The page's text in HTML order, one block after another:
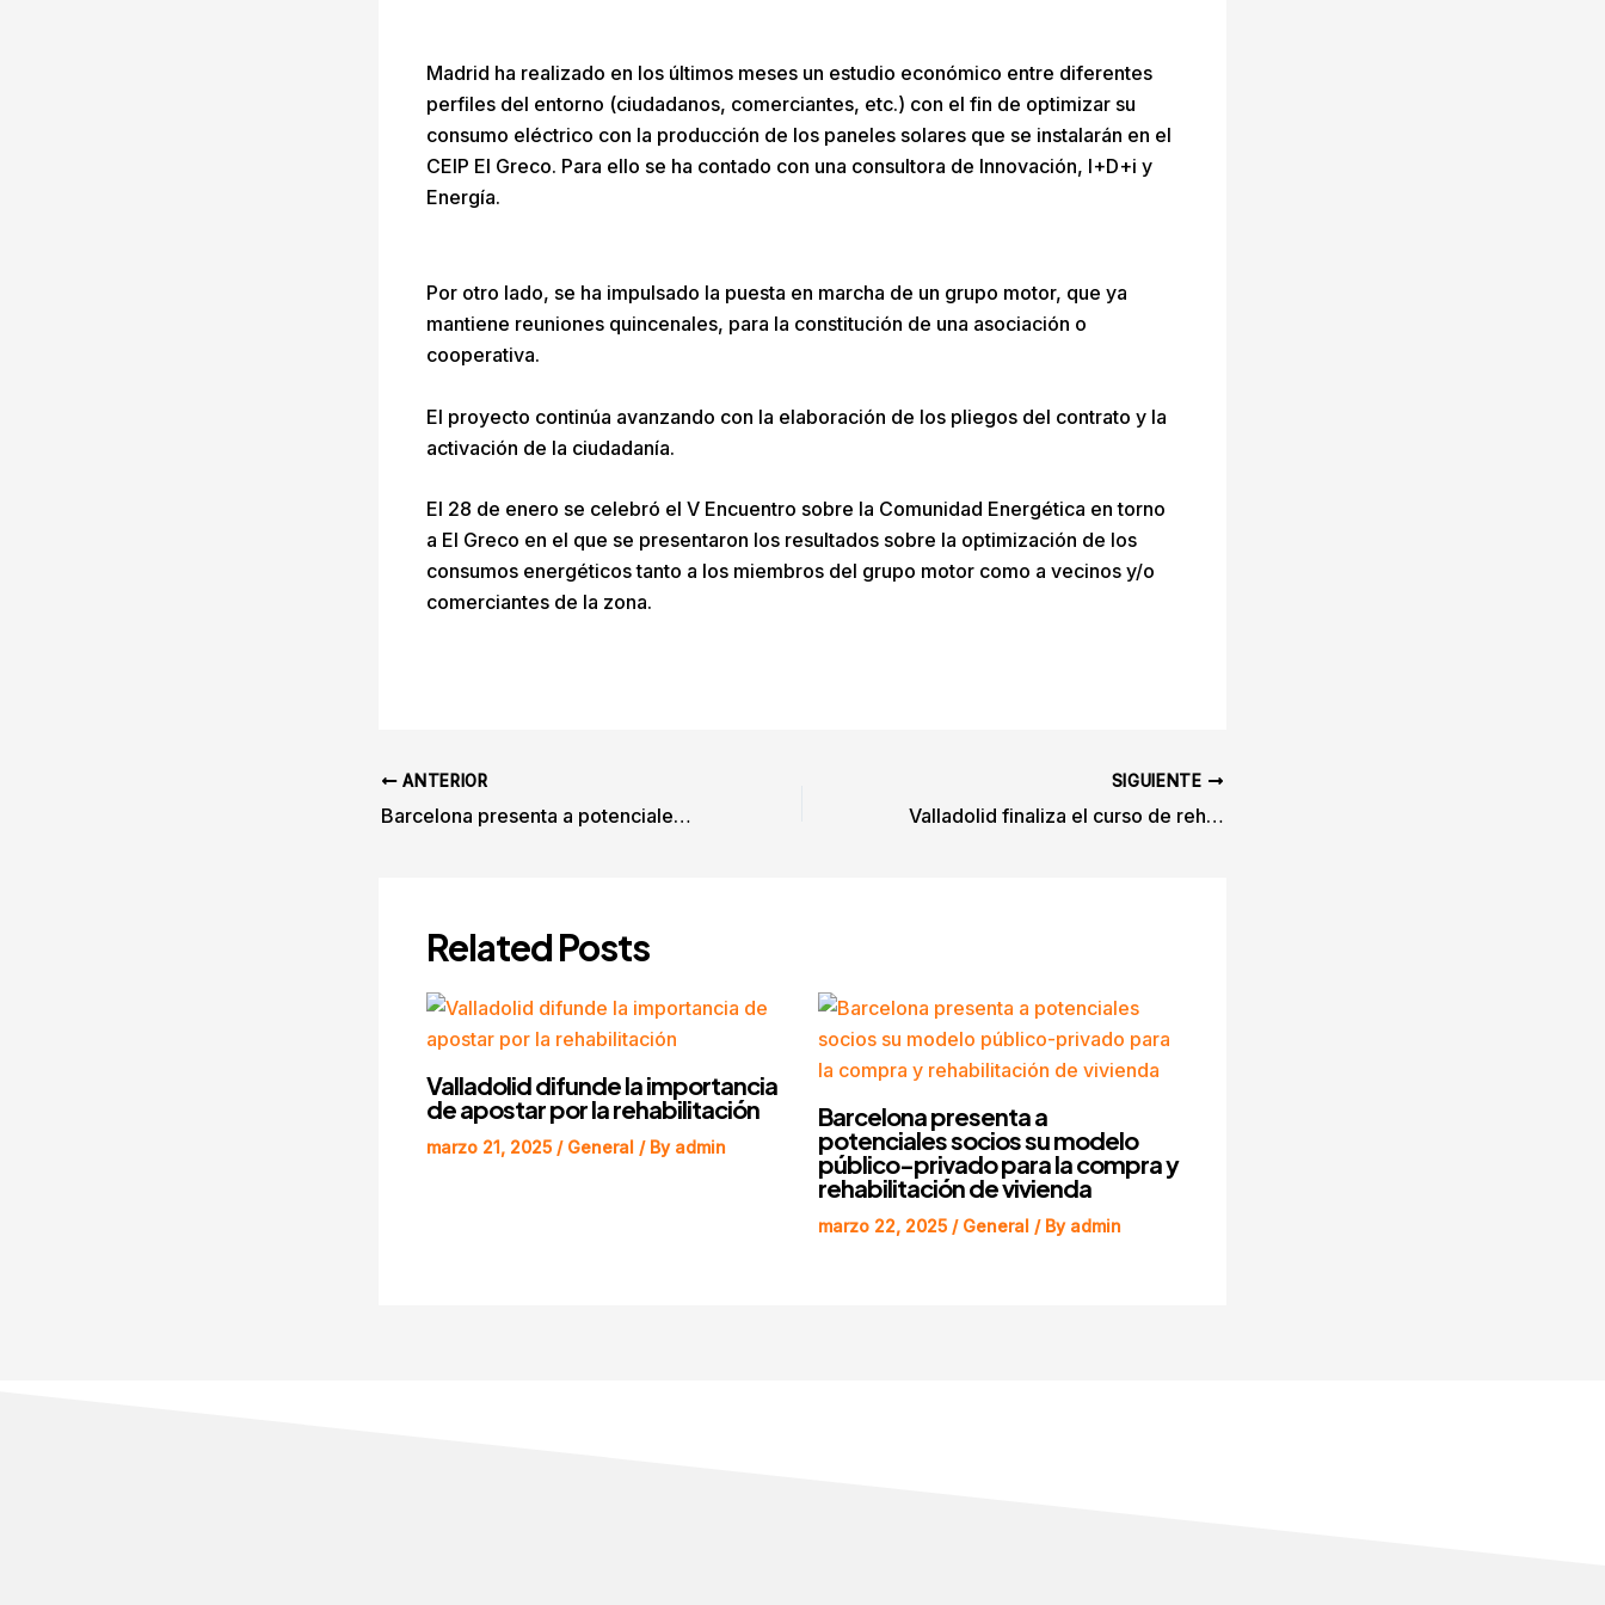
Madrid ha realizado en los últimos meses un estudio económico entre diferentes
perfiles del entorno (ciudadanos, comerciantes, etc.) con el fin de optimizar su
consumo eléctrico con la producción de los paneles solares que se instalarán en el
CEIP El Greco. Para ello se ha contado con una consultora de Innovación, I+D+i y
Energía.
Por otro lado, se ha impulsado la puesta en marcha de un grupo motor, que ya
mantiene reuniones quincenales, para la constitución de una asociación o
cooperativa.
El proyecto continúa avanzando con la elaboración de los pliegos del contrato y la
activación de la ciudadanía.
El 28 de enero se celebró el V Encuentro sobre la Comunidad Energética en torno
a El Greco en el que se presentaron los resultados sobre la optimización de los
consumos energéticos tanto a los miembros del grupo motor como a vecinos y/o
comerciantes de la zona.
ANTERIOR
Barcelona presenta a potenciales socios su modelo público-privado para la compra y rehabilitación de vivienda
SIGUIENTE
Valladolid finaliza el curso de rehabilitación energética impartido por Cesefor
Related Posts
Valladolid difunde la importancia
de apostar por la rehabilitación
marzo 21, 2025 / General / By admin
Barcelona presenta a
potenciales socios su modelo
público-privado para la compra y
rehabilitación de vivienda
marzo 22, 2025 / General / By admin